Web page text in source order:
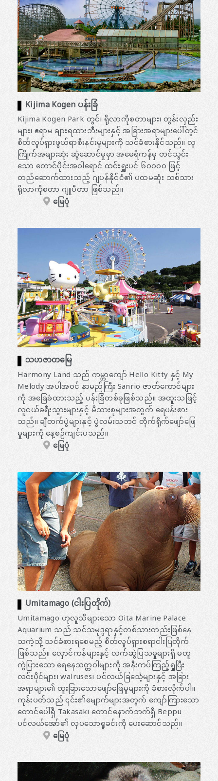
Kijima Kogen ပန်းခြံ
Kijima Kogen Park တွင်၊ ရိုလာကိုစတာများ၊ တွန်းလှည်း
များ၊ ဧရာမ ချားရထားဘီးများနှင့် အခြားအရာများပေါ်တွင်
စိတ်လှုပ်ရှားဖွယ်ရာစီးနင်းမှုများကို သင်ခံစားနိုင်သည်။ လူ
ကြိုက်အများဆုံး ဆွဲဆောင်မှုမှာ အမေရိကန်မှ တင်သွင်း
သော တောင်ပိုင်းအဝါရောင် ထင်းရှူးပင် ၆၀၀၀၀ ဖြင့်
တည်ဆောက်ထားသည့် ဂျပန်နိုင်ငံ၏ ပထမဆုံး သစ်သား
ရိုလာကိုစတာ ဂျူပီတာ ဖြစ်သည်။
မြေပုံ
သဟဇာတမြေ
Harmony Land သည် ကမ္ဘာကျော် Hello Kitty နှင့် My
Melody အပါအဝင် နာမည်ကြီး Sanrio ဇာတ်ကောင်များ
ကို အခြေခံထားသည့် ပန်းခြံတစ်ခုဖြစ်သည်။ အထူးသဖြင့်
လူငယ်ခရီးသွားများနှင့် မိသားစုများအတွက် ရေပန်းစား
သည်။ ချီတက်ပွဲများနှင့် ပွဲလမ်းသဘင် တိုက်ရိုက်ဖျော်ဖြေ
မှုများကို နေ့စဉ်ကျင်းပသည်။
မြေပုံ
Umitamago (ငါးပြတိုက်)
Umitamago ဟုလူသိများသော Oita Marine Palace
Aquarium သည် သင်သမုဒ္ဒရာနှင့်တစ်သားတည်းဖြစ်နေ
သကဲ့သို့ သင်ခံစားရစေမည့် စိတ်လှုပ်ရှားစရာငါးပြတိုက်
ဖြစ်သည်။ လှောင်ကန်များနှင့် လက်ဆွဲပြသမှုများရှိ မတူ
ကွဲပြားသော ရေနေသတ္တဝါများကို အနီးကပ်ကြည့်ရှုပြီး
လင်းပိုင်များ၊ walruses၊ ပင်လယ်ခြင်္သေ့များနှင့် အခြား
အရာများ၏ ထူးခြားသောဖျော်ဖြေမှုများကို ခံစားလိုက်ပါ။
ကုန်းပတ်သည် ၎င်း၏မျောက်များအတွက် ကျော်ကြားသော
တောင်ပေါ်ရှိ Takasaki တောင်နောက်ဘက်ရှိ Beppu
ပင်လယ်အော်၏ လှပသောရှုခင်းကို ပေးဆောင်သည်။
မြေပုံ